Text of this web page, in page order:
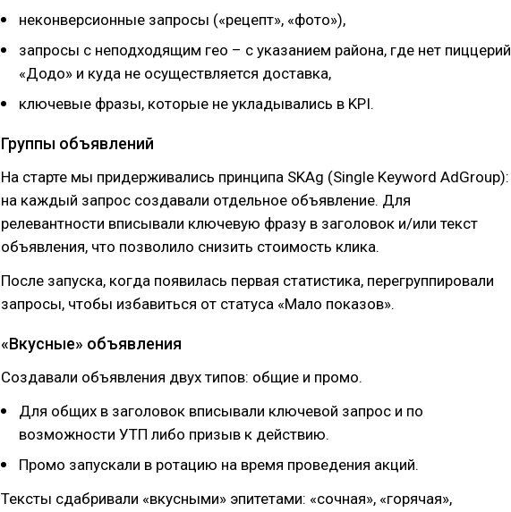
неконверсионные запросы («рецепт», «фото»),
запросы с неподходящим гео – с указанием района, где нет пиццерий
«Додо» и куда не осуществляется доставка,
ключевые фразы, которые не укладывались в KPI.
Группы объявлений
На старте мы придерживались принципа SKAg (Single Keyword AdGroup):
на каждый запрос создавали отдельное объявление. Для
релевантности вписывали ключевую фразу в заголовок и/или текст
объявления, что позволило снизить стоимость клика.
После запуска, когда появилась первая статистика, перегруппировали
запросы, чтобы избавиться от статуса «Мало показов».
«Вкусные» объявления
Создавали объявления двух типов: общие и промо.
Для общих в заголовок вписывали ключевой запрос и по
возможности УТП либо призыв к действию.
Промо запускали в ротацию на время проведения акций.
Тексты сдабривали «вкусными» эпитетами: «сочная», «горячая»,